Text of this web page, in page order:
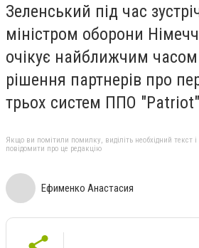
Зеленський під час
міністром оборони
очікує найближчим часом
рішення партнерів про
трьох систем ППО
Якщо ви помітили помилку, виділіть необхідний текст
повідомити про це редакцію
Ефименко Анастасия